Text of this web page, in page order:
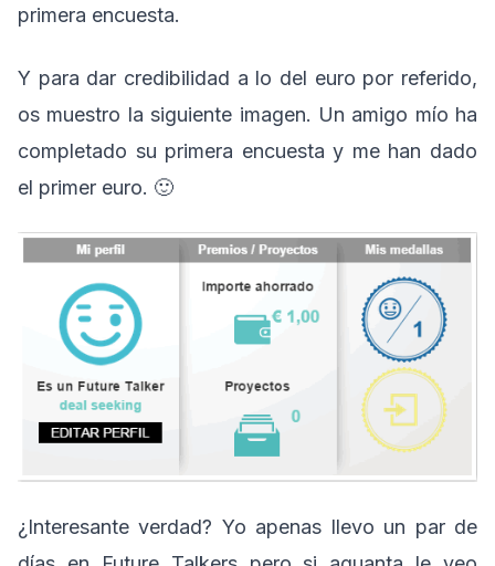
primera encuesta.
Y para dar credibilidad a lo del euro por referido,
os muestro la siguiente imagen. Un amigo mío ha
completado su primera encuesta y me han dado
el primer euro. 🙂
¿Interesante verdad? Yo apenas llevo un par de